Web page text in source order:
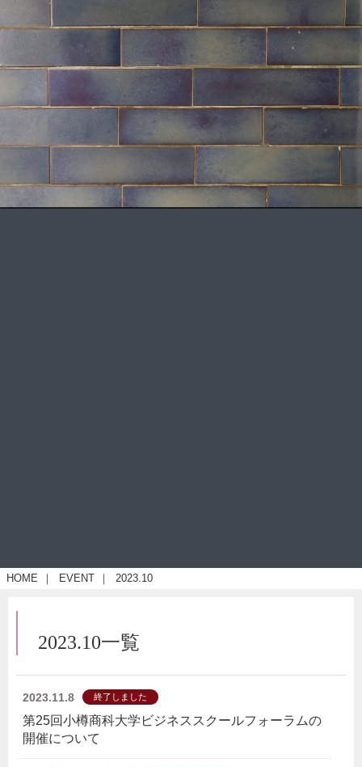
HOME ｜ EVENT ｜ 2023.10
2023.10一覧
2023.11.8 終了しました
第25回小樽商科大学ビジネススクールフォーラムの
開催について